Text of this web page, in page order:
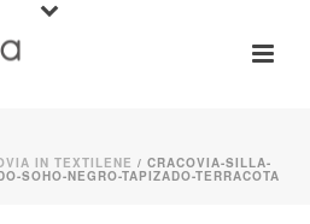
IN TEXTILENE / CRACOVIA-SILLA-
SOHO-NEGRO-TAPIZADO-TERRACOTA